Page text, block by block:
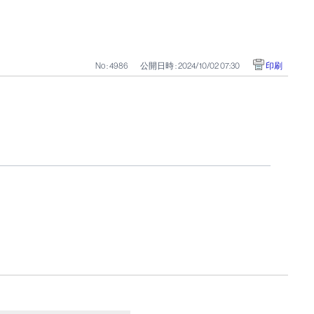
No : 4986 公開日時 : 2024/10/02 07:30 印刷